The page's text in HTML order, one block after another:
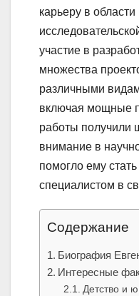
карьеру в области
участие в
множества
различными
включая мощные
работы получили
внимание в
помогло ему
специалистом в
Содержание
Биография
Интересные
Детство и